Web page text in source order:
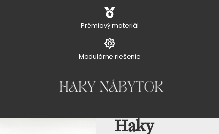
Prémiový materiál
Modulárne riešenie
Haky